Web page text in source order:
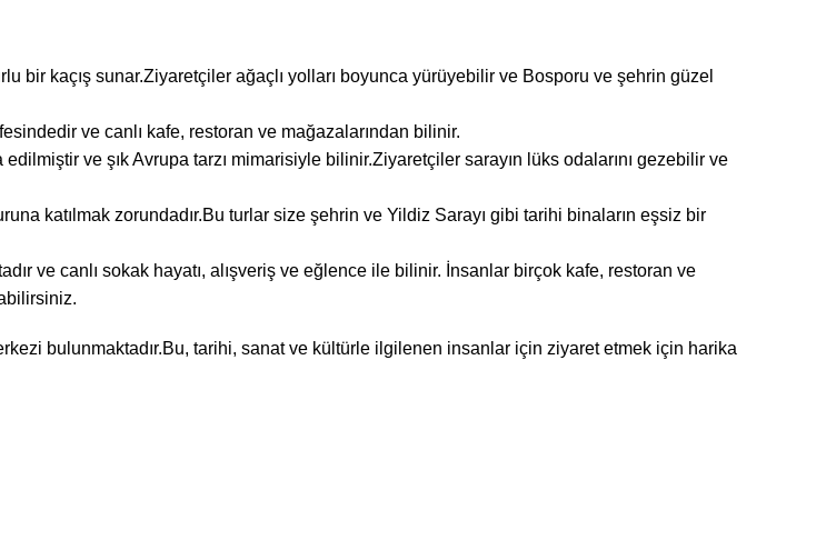
bir kaçış sunar.Ziyaretçiler ağaçlı yolları boyunca yürüyebilir ve Bosporu ve şehrin güzel
ve canlı kafe, restoran ve mağazalarından bilinir.
ve şık Avrupa tarzı mimarisiyle bilinir.Ziyaretçiler sarayın lüks odalarını gezebilir ve
katılmak zorundadır.Bu turlar size şehrin ve Yildiz Sarayı gibi tarihi binaların eşsiz bir
ve canlı sokak hayatı, alışveriş ve eğlence ile bilinir. İnsanlar birçok kafe, restoran ve
bulunmaktadır.Bu, tarihi, sanat ve kültürle ilgilenen insanlar için ziyaret etmek için harika